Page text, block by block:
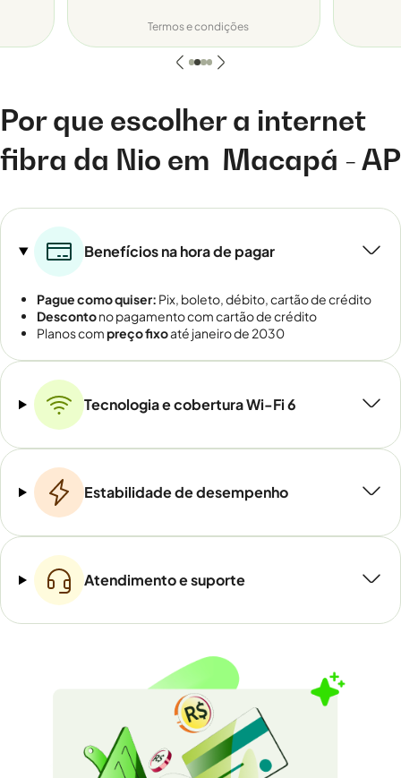
Termos e condições
Por que escolher a internet
fibra da Nio em Macapá - AP
Benefícios na hora de pagar
Pague como quiser: Pix, boleto, débito, cartão de crédito
Descontono pagamento com cartão de crédito
Planos compreço fixoaté janeiro de 2030
Tecnologia e cobertura Wi-Fi 6
Estabilidade de desempenho
Atendimento e suporte